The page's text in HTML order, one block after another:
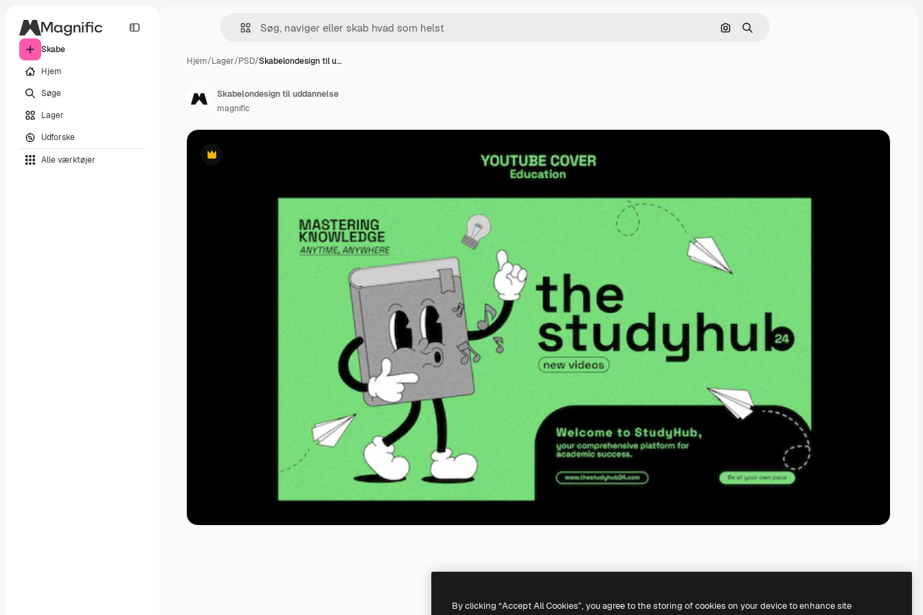
Skabe
Hjem
Søge
Lager
Udforske
Alle værktøjer
Søg efter billede
Søge
Hjem/Lager/PSD/Skabelondesign til u…
Præmie
Skabelondesign til uddannelse
magnific
By clicking “Accept All Cookies”, you agree to the storing of cookies on your device to enhance site